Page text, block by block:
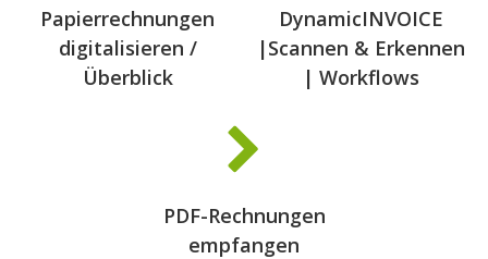
Papierrechnungen
digitalisieren /
Überblick
DynamicINVOICE
|Scannen & Erkennen
| Workflows
PDF-Rechnungen
empfangen